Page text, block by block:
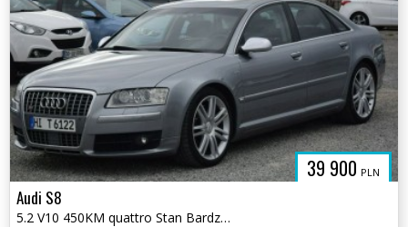
39 900 PLN
Audi S8
5.2 V10 450KM quattro Stan Bardzo dobry Navi Kamer Sprowadzon Opłacony